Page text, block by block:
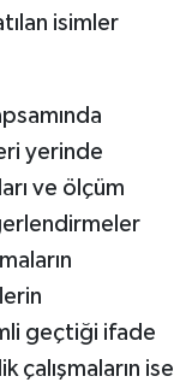
isimler
yerinde
ve ölçüm
geçtiği ifade
ise